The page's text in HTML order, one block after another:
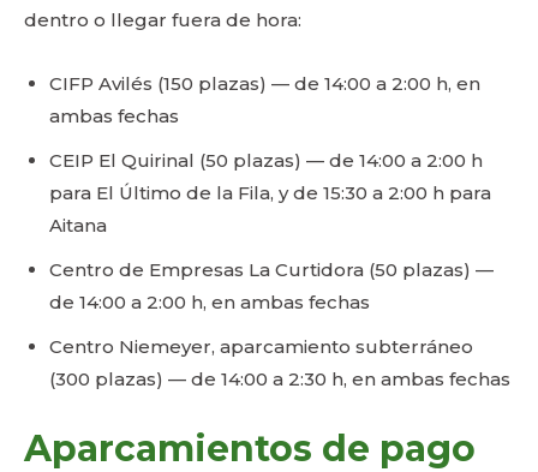
dentro o llegar fuera de hora:
CIFP Avilés (150 plazas) — de 14:00 a 2:00 h, en
ambas fechas
CEIP El Quirinal (50 plazas) — de 14:00 a 2:00 h
para El Último de la Fila, y de 15:30 a 2:00 h para
Aitana
Centro de Empresas La Curtidora (50 plazas) —
de 14:00 a 2:00 h, en ambas fechas
Centro Niemeyer, aparcamiento subterráneo
(300 plazas) — de 14:00 a 2:30 h, en ambas fechas
Aparcamientos de pago